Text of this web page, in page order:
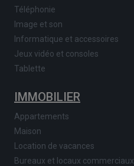
Téléphonie
Image et son
Informatique et accessoires
Jeux vidéo et consoles
Tablette
IMMOBILIER
Appartements
Maison
Location de vacances
Bureaux et locaux commerciaux